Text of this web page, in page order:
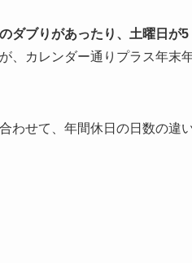
ダブりがあったり、土曜日が5
、カレンダー通りプラス年末
わせて、年間休日の日数の違